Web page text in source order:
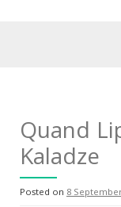
Quand
Kaladze
Posted on 8